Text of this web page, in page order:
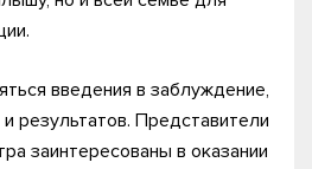
введения в заблуждение,
результатов. Представители
заинтересованы в оказании